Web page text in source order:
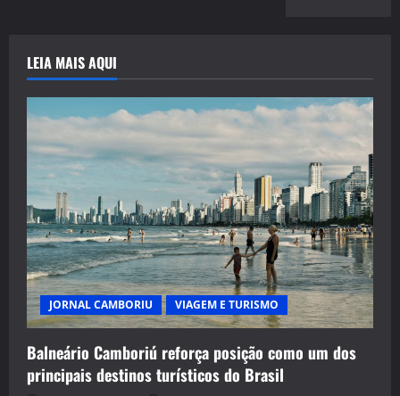
LEIA MAIS AQUI
JORNAL CAMBORIU VIAGEM E TURISMO
Balneário Camboriú reforça posição como um dos
principais destinos turísticos do Brasil